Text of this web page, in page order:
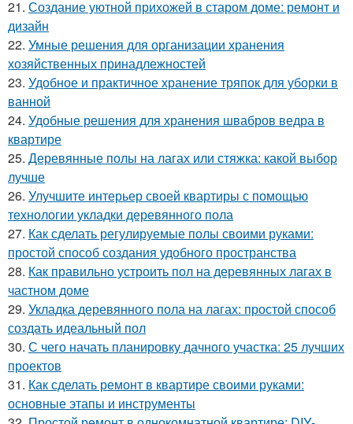
21. Создание уютной прихожей в старом доме: ремонт и
дизайн
22. Умные решения для организации хранения
хозяйственных принадлежностей
23. Удобное и практичное хранение тряпок для уборки в
ванной
24. Удобные решения для хранения швабров ведра в
квартире
25. Деревянные полы на лагах или стяжка: какой выбор
лучше
26. Улучшите интерьер своей квартиры с помощью
технологии укладки деревянного пола
27. Как сделать регулируемые полы своими руками:
простой способ создания удобного пространства
28. Как правильно устроить пол на деревянных лагах в
частном доме
29. Укладка деревянного пола на лагах: простой способ
создать идеальный пол
30. С чего начать планировку дачного участка: 25 лучших
проектов
31. Как сделать ремонт в квартире своими руками:
основные этапы и инструменты